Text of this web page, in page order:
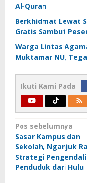
Al-Quran
Berkhidmat Lewat
Gratis Sambut
Warga Lintas
Muktamar NU,
Ikuti Kami Pada
Navigasi
pos
Pos sebelumnya
Sasar Kampus dan
Sekolah, Nganjuk
Strategi
Penduduk dari Hulu